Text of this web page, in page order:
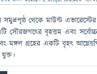
থেকে মাউন্ট এভারেস্টের
সৌরজগৎের বৃহত্তম এবং
মঙ্গল গ্রহের একটি বৃহৎ